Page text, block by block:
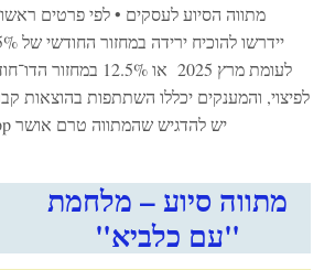
מתווה הסיוע לעסקים • לפי פרטים
לעומת מרץ 2025 או
לפיצוי, והמענקים יכללו השתתפות בהוצאות
יש להדגיש שהמתווה טרם אושר Share on: WhatsApp
מתווה סיוע – מלחמת
"עם כלביא"